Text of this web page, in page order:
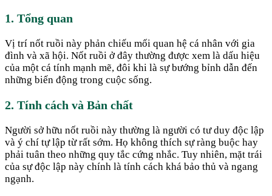
1. Tổng quan
Vị trí nốt ruồi này phản chiếu mối quan hệ cá nhân với gia
đình và xã hội. Nốt ruồi ở đây thường được xem là dấu hiệu
của một cá tính mạnh mẽ, đôi khi là sự bướng bỉnh dẫn đến
những biến động trong cuộc sống.
2. Tính cách và Bản chất
Người sở hữu nốt ruồi này thường là người có tư duy độc lập
và ý chí tự lập từ rất sớm. Họ không thích sự ràng buộc hay
phải tuân theo những quy tắc cứng nhắc. Tuy nhiên, mặt trái
của sự độc lập này chính là tính cách khá bảo thủ và ngang
ngạnh.